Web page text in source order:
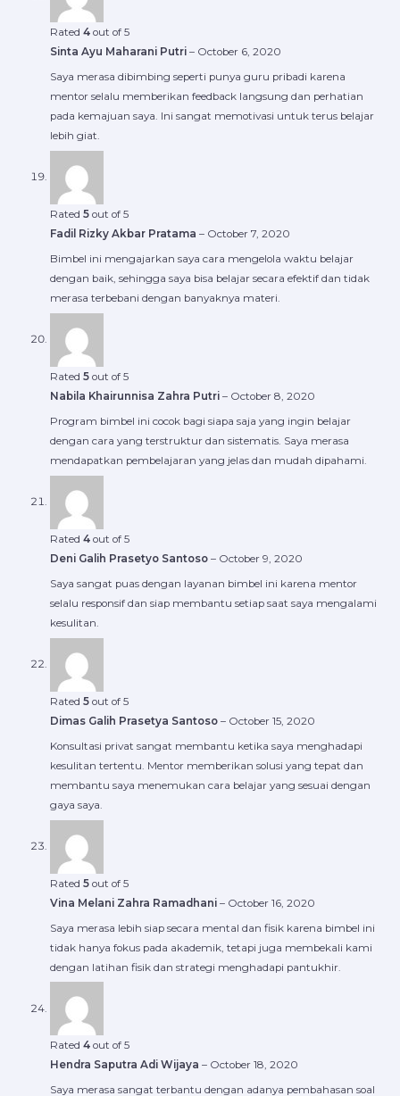
Rated 4out of 5
Sinta Ayu Maharani Putri – October 6, 2020
Saya merasa dibimbing seperti punya guru pribadi karena
mentor selalu memberikan feedback langsung dan perhatian
pada kemajuan saya. Ini sangat memotivasi untuk terus belajar
lebih giat.
Rated 5out of 5
Fadil Rizky Akbar Pratama – October 7, 2020
Bimbel ini mengajarkan saya cara mengelola waktu belajar
dengan baik, sehingga saya bisa belajar secara efektif dan tidak
merasa terbebani dengan banyaknya materi.
Rated 5out of 5
Nabila Khairunnisa Zahra Putri – October 8, 2020
Program bimbel ini cocok bagi siapa saja yang ingin belajar
dengan cara yang terstruktur dan sistematis. Saya merasa
mendapatkan pembelajaran yang jelas dan mudah dipahami.
Rated 4out of 5
Deni Galih Prasetyo Santoso – October 9, 2020
Saya sangat puas dengan layanan bimbel ini karena mentor
selalu responsif dan siap membantu setiap saat saya mengalami
kesulitan.
Rated 5out of 5
Dimas Galih Prasetya Santoso – October 15, 2020
Konsultasi privat sangat membantu ketika saya menghadapi
kesulitan tertentu. Mentor memberikan solusi yang tepat dan
membantu saya menemukan cara belajar yang sesuai dengan
gaya saya.
Rated 5out of 5
Vina Melani Zahra Ramadhani – October 16, 2020
Saya merasa lebih siap secara mental dan fisik karena bimbel ini
tidak hanya fokus pada akademik, tetapi juga membekali kami
dengan latihan fisik dan strategi menghadapi pantukhir.
Rated 4out of 5
Hendra Saputra Adi Wijaya – October 18, 2020
Saya merasa sangat terbantu dengan adanya pembahasan soal